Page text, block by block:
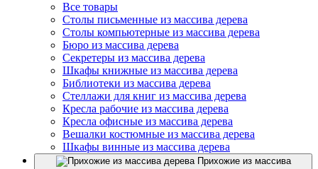
Все товары
Столы письменные из массива дерева
Столы компьютерные из массива дерева
Бюро из массива дерева
Секретеры из массива дерева
Шкафы книжные из массива дерева
Библиотеки из массива дерева
Стеллажи для книг из массива дерева
Кресла рабочие из массива дерева
Кресла офисные из массива дерева
Вешалки костюмные из массива дерева
Шкафы винные из массива дерева
Прихожие из массива